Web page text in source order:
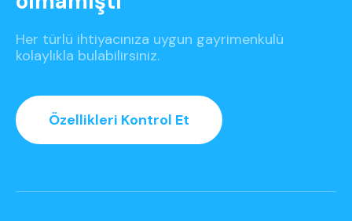
Her türlü ihtiyacınıza uygun gayrimenkulü
kolaylıkla bulabilirsiniz.
Özellikleri Kontrol Et